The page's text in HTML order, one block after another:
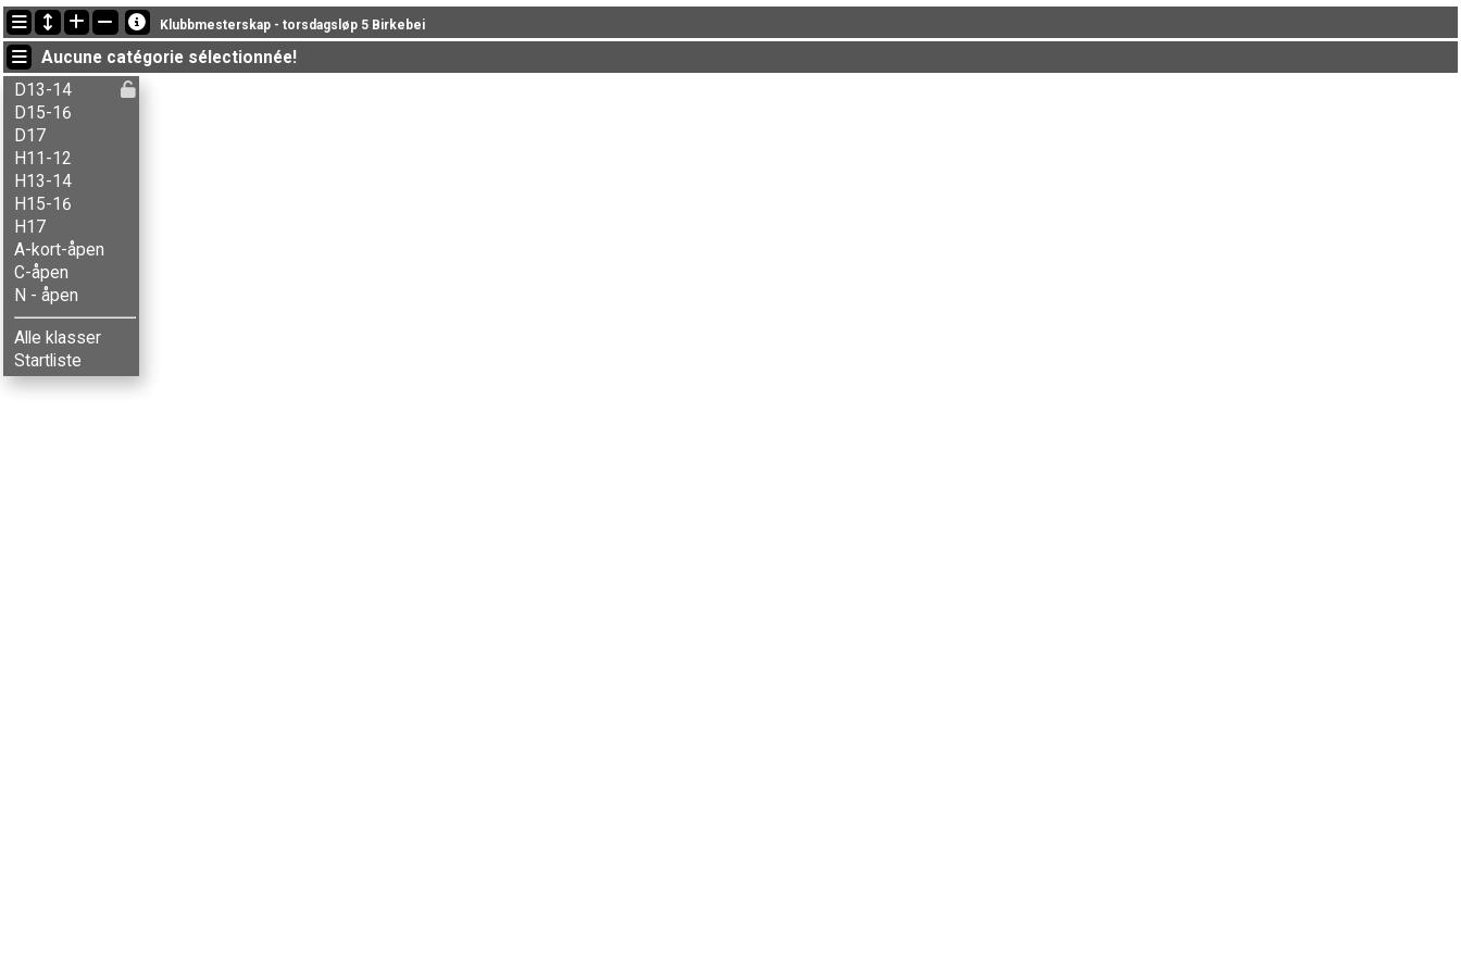
Dernières mises à jour
09:55:27: Håkon T-Dietrichson (N - åpen) got new status: abandon
09:55:20: Ingrid R. Gunstad (N - åpen
09:55:13: Brede R. Ruud (N - åpen) got new status: abandon
Klubbmesterskap - torsdagsløp 5 Birkebei
Aucune catégorie sélectionnée!
D13-14
D15-16
D17
H11-12
H13-14
H15-16
H17
A-kort-åpen
C-åpen
N - åpen
Alle klasser
Startliste